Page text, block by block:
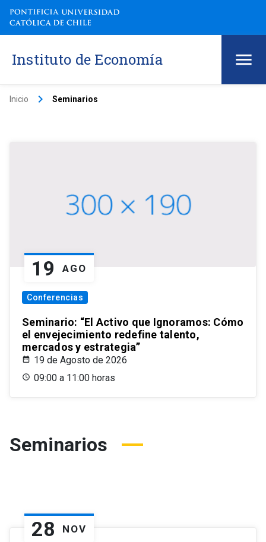
Instituto de Economía
Inicio keyboard_arrow_right Seminarios
19 AGO
Conferencias
Seminario: “El Activo que Ignoramos: Cómo
el envejecimiento redefine talento,
mercados y estrategia”
19 de Agosto de 2026
09:00 a 11:00 horas
Seminarios
28 NOV